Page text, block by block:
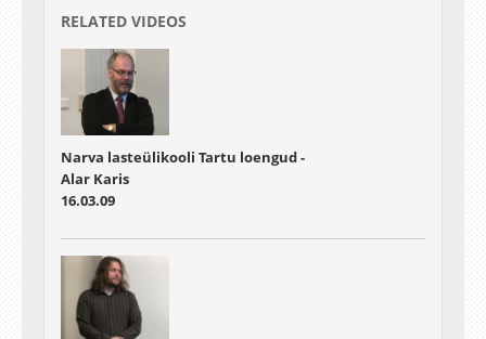
RELATED VIDEOS
Narva lasteülikooli Tartu loengud -
Alar Karis
16.03.09